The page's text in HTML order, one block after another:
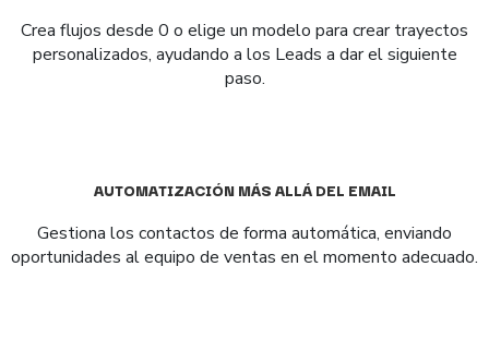
Crea flujos desde 0 o elige un modelo para crear trayectos
personalizados, ayudando a los Leads a dar el siguiente
paso.
AUTOMATIZACIÓN MÁS ALLÁ DEL EMAIL
Gestiona los contactos de forma automática, enviando
oportunidades al equipo de ventas en el momento adecuado.